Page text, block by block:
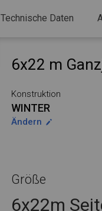
Technische Daten
6x22 m
Konstruktion
WINTER
Ändern
Größe
6x22m